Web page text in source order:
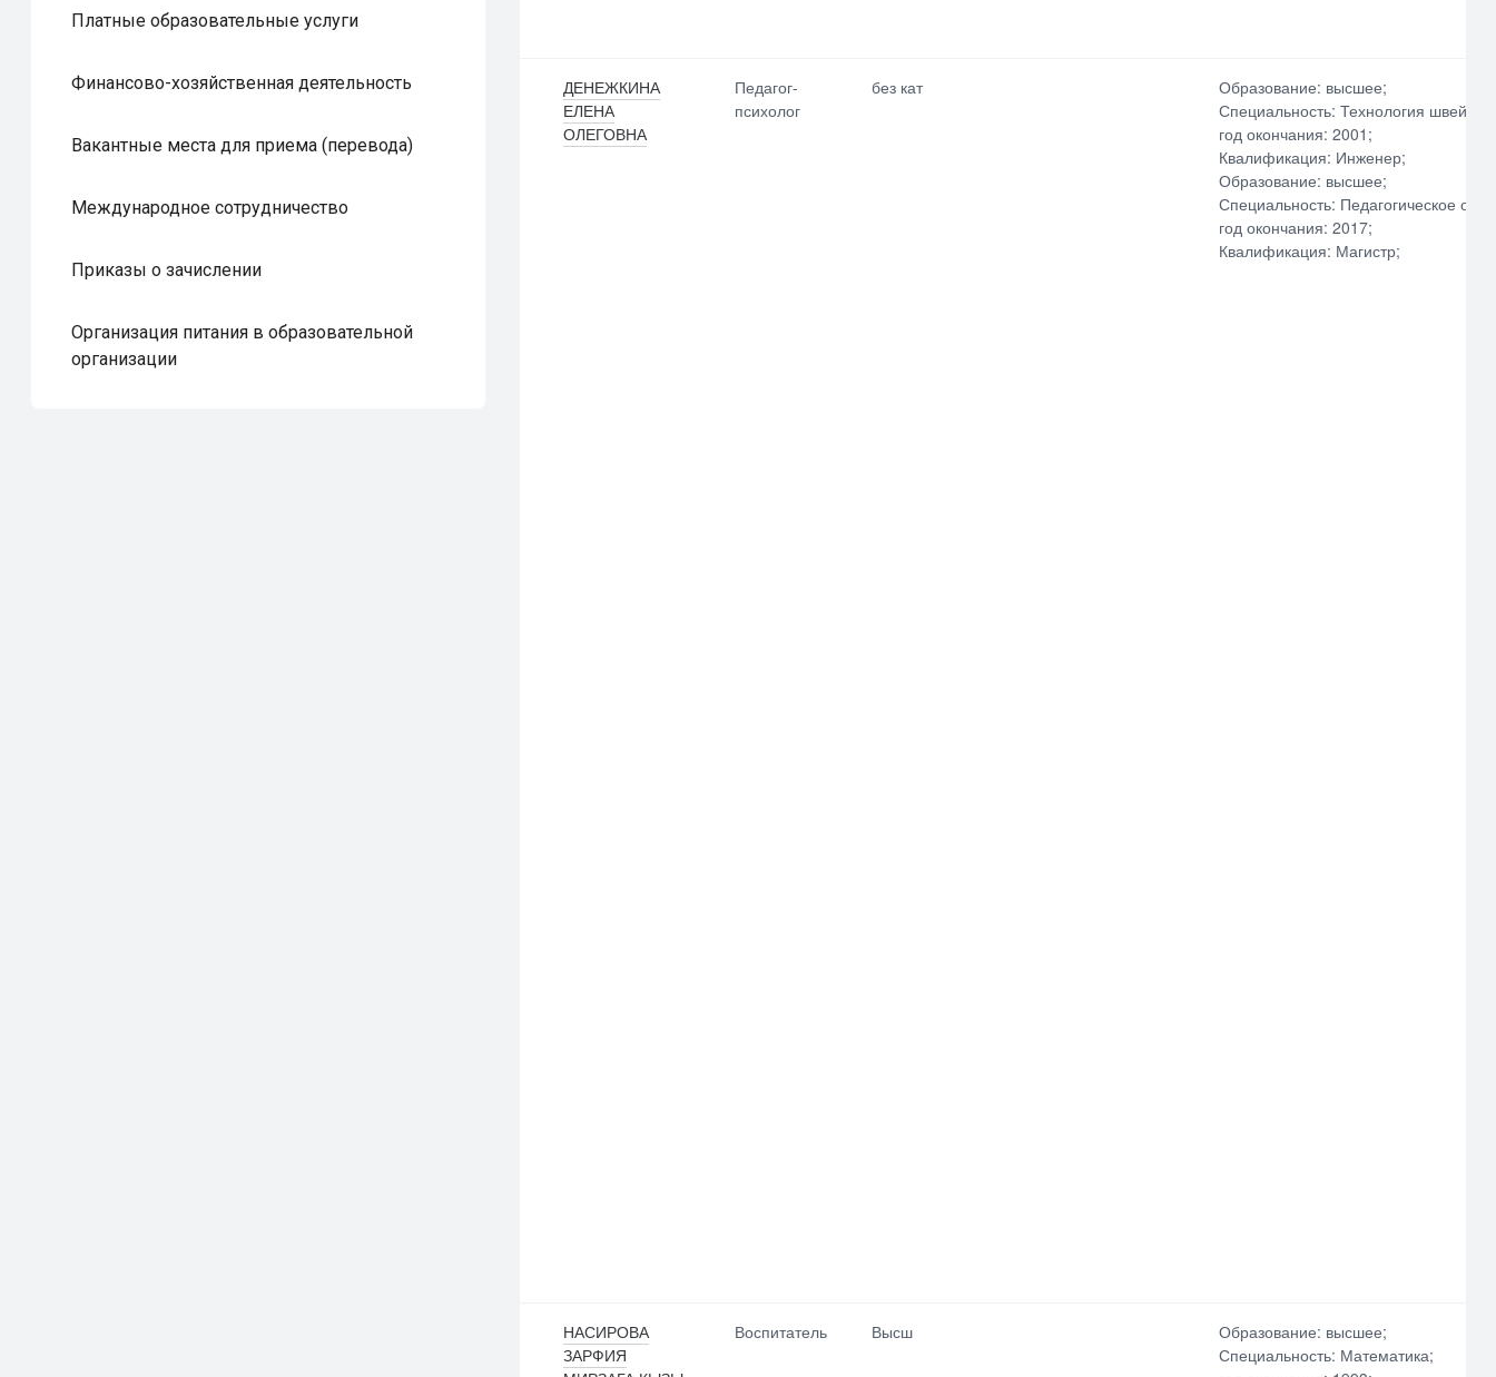
Платные образовательные услуги
Финансово-хозяйственная деятельность
Вакантные места для приема (перевода)
Международное сотрудничество
Приказы о зачислении
Организация питания в образовательной
организации
ДЕНЕЖКИНА
ЕЛЕНА
ОЛЕГОВНА
Педагог-
психолог
без кат
Образование: высшее;
Специальность: Технология
год окончания: 2001;
Квалификация: Инженер;
Образование: высшее;
Специальность: Педагогическое
год окончания: 2017;
Квалификация: Магистр;
НАСИРОВА
ЗАРФИЯ
Воспитатель Высш
Образование: высшее;
Специальность: Математика;